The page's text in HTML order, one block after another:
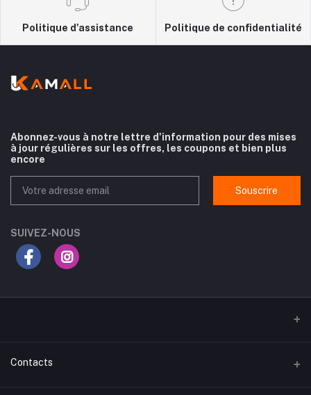
Politique d'assistance Politique de confidentialité
Abonnez-vous à notre lettre d'information pour des mises
à jour régulières sur les offres, les coupons et bien plus
encore
Souscrire
SUIVEZ-NOUS
Contacts